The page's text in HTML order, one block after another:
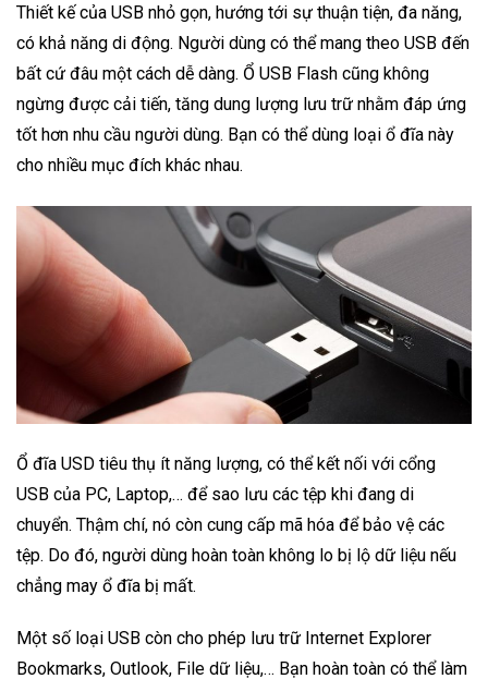
Thiết kế của USB nhỏ gọn, hướng tới sự thuận tiện, đa năng,
có khả năng di động. Người dùng có thể mang theo USB đến
bất cứ đâu một cách dễ dàng. Ổ USB Flash cũng không
ngừng được cải tiến, tăng dung lượng lưu trữ nhằm đáp ứng
tốt hơn nhu cầu người dùng. Bạn có thể dùng loại ổ đĩa này
cho nhiều mục đích khác nhau.
Ổ đĩa USD tiêu thụ ít năng lượng, có thể kết nối với cổng
USB của PC, Laptop,… để sao lưu các tệp khi đang di
chuyển. Thậm chí, nó còn cung cấp mã hóa để bảo vệ các
tệp. Do đó, người dùng hoàn toàn không lo bị lộ dữ liệu nếu
chẳng may ổ đĩa bị mất.
Một số loại USB còn cho phép lưu trữ Internet Explorer
Bookmarks, Outlook, File dữ liệu,… Bạn hoàn toàn có thể làm